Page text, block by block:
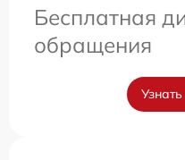
Бесплатная
обращения